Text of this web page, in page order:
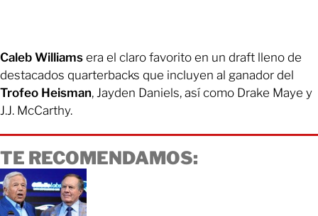
Caleb Williams era el claro favorito en un draft lleno de
destacados quarterbacks que incluyen al ganador del
Trofeo Heisman, Jayden Daniels, así como Drake Maye y
J.J. McCarthy.
TE RECOMENDAMOS: